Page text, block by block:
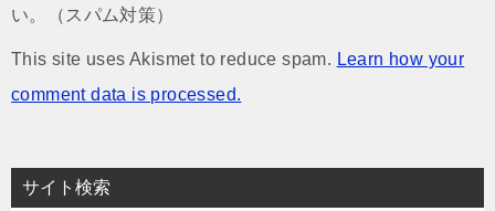
い。（スパム対策）
This site uses Akismet to reduce spam. Learn how your
comment data is processed.
サイト検索